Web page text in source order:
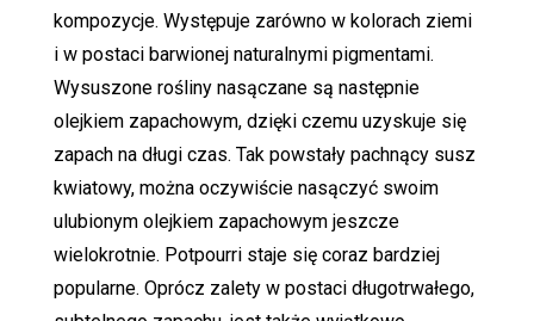
kompozycje. Występuje zarówno w kolorach ziemi
i w postaci barwionej naturalnymi pigmentami.
Wysuszone rośliny nasączane są następnie
olejkiem zapachowym, dzięki czemu uzyskuje się
zapach na długi czas. Tak powstały pachnący susz
kwiatowy, można oczywiście nasączyć swoim
ulubionym olejkiem zapachowym jeszcze
wielokrotnie. Potpourri staje się coraz bardziej
popularne. Oprócz zalety w postaci długotrwałego,